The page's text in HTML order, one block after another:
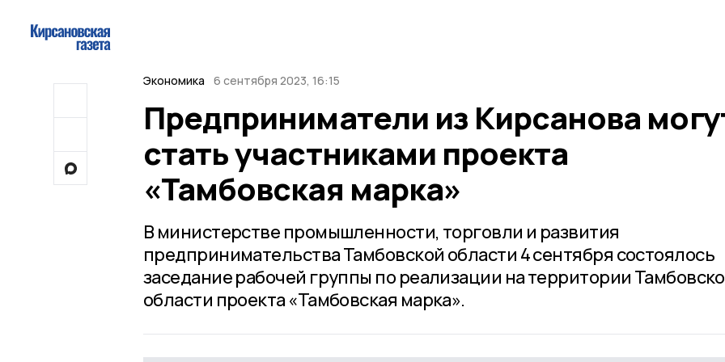
Экономика 6 сентября 2023, 16:15
Предприниматели из Кирсанова
стать участниками проекта
«Тамбовская марка»
В министерстве промышленности, торговли и развития
предпринимательства Тамбовской области 4 сентября состоялось
заседание рабочей группы по реализации на территории
области проекта «Тамбовская марка».